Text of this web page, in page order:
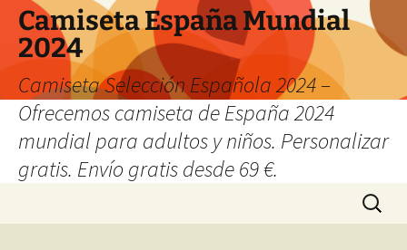
Camiseta España Mundial
2024
Camiseta Selección Española 2024 –
Ofrecemos camiseta de España 2024
mundial para adultos y niños. Personalizar
gratis. Envío gratis desde 69 €.
Buscar: